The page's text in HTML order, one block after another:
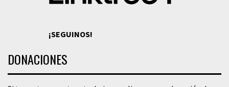
¡SEGUINOS!
DONACIONES